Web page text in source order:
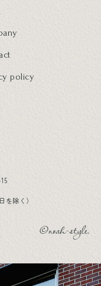
policy
を除く）